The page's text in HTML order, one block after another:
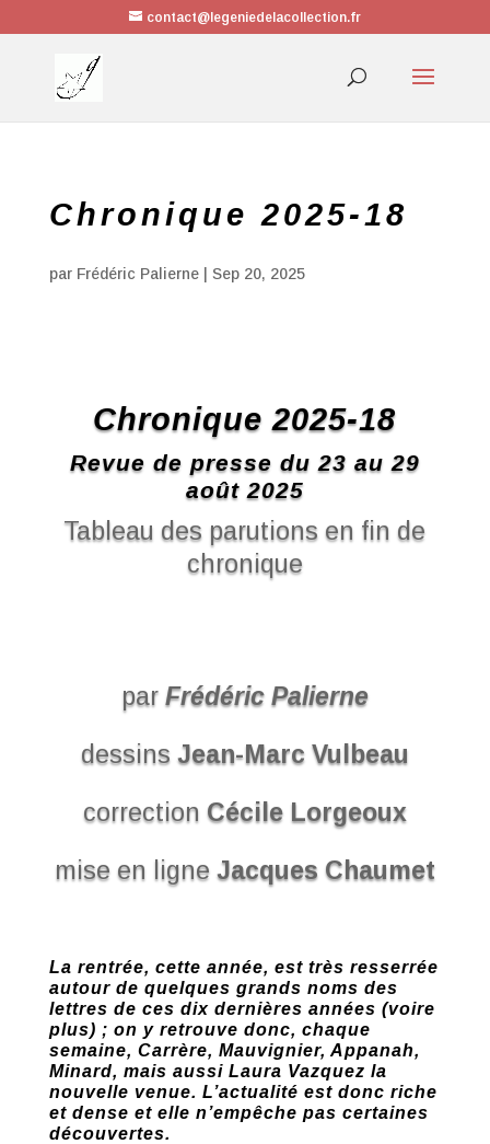
contact@legeniedelacollection.fr
Chronique 2025-18
par Frédéric Palierne| Sep 20, 2025
Chronique 2025-18
Revue de presse du 23 au 29
août 2025
Tableau des parutions en fin de
chronique
par Frédéric Palierne
dessins Jean-Marc Vulbeau
correction Cécile Lorgeoux
mise en ligne Jacques Chaumet
La rentrée, cette année, est très resserrée
autour de quelques grands noms des
lettres de ces dix dernières années (voire
plus) ; on y retrouve donc, chaque
semaine, Carrère, Mauvignier, Appanah,
Minard, mais aussi Laura Vazquez la
nouvelle venue. L’actualité est donc riche
et dense et elle n’empêche pas certaines
découvertes.